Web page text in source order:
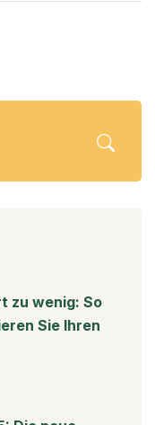
zu wenig: So
Sie Ihren